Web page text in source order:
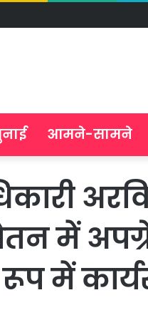
आमने-सामने
में
में